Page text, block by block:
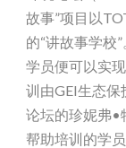
故事”项目以
的“讲故事学校
学员便可以实
训由GEI生态
论坛的珍妮弗•
帮助培训的学